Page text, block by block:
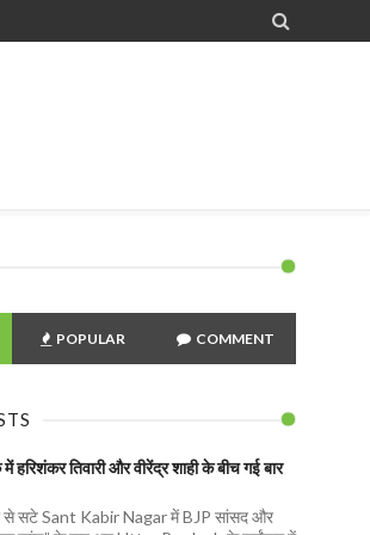

POPULAR COMMENT
तिवारी और वीरेंद्र शाही के बीच गई बार
से सटे Sant Kabir Nagar में BJP सांसद और